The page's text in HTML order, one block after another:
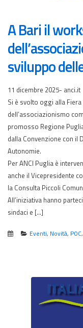
A Bari il
sviluppo
11 dicembre 2025- anci.it
Si è svolto oggi alla
dell’associazionismo
promosso Regione
dalla Convenzione con il
Autonomie.
Per ANCI Puglia è
anche il Vicepresidente
la Consulta Piccoli
All’iniziativa hanno
sindaci e […]
Eventi, Novità, POC,